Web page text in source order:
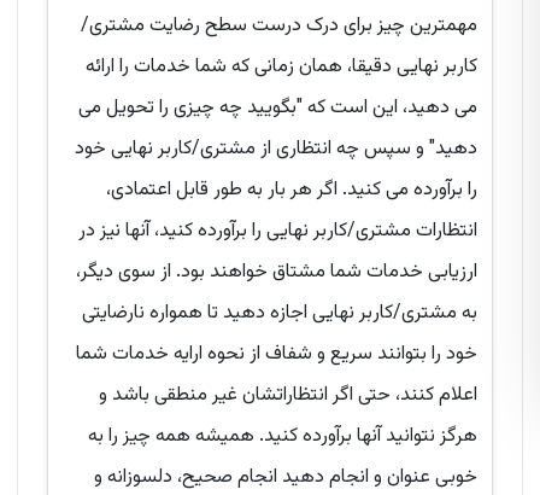
مهمترین چیز برای درک درست سطح رضایت مشتری/
کاربر نهایی دقیقا، همان زمانی که شما خدمات را ارائه
می دهید، این است که "بگویید چه چیزی را تحویل می
دهید" و سپس چه انتظاری از مشتری/کاربر نهایی خود
را برآورده می کنید. اگر هر بار به طور قابل اعتمادی،
انتظارات مشتری/کاربر نهایی را برآورده کنید، آنها نیز در
ارزیابی خدمات شما مشتاق خواهند بود. از سوی دیگر،
به مشتری/کاربر نهایی اجازه دهید تا همواره نارضایتی
خود را بتوانند سریع و شفاف از نحوه ارایه خدمات شما
اعلام کنند، حتی اگر انتظاراتشان غیر منطقی باشد و
هرگز نتوانید آنها برآورده کنید. همیشه همه چیز را به
خوبی عنوان و انجام دهید انجام صحیح، دلسوزانه و